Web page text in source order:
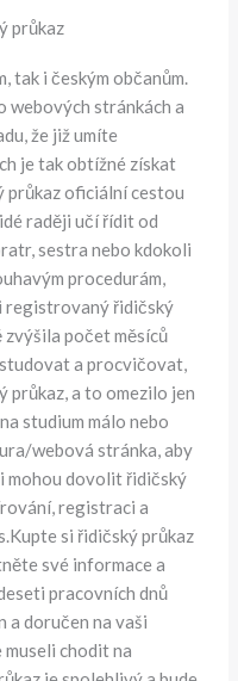
průkaz
tak i českým občanům.
webových stránkách a
že již umíte
je tak obtížné získat
oficiální cestou
raději učí řídit od
sestra nebo kdokoli
procedurám,
registrovaný řidičský
zvýšila počet měsíců
a procvičovat,
průkaz, a to omezilo jen
studium málo nebo
webová stránka, aby
mohou dovolit řidičský
registraci a
si řidičský průkaz
své informace a
pracovních dnů
a doručen na vaši
chodit na